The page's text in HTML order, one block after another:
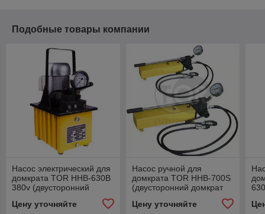
Подобные товары компании
Насос электрический для
домкрата TOR HHB-630B
380v (двусторонний
Цену уточняйте
Насос ручной для
домкрата TOR HHB-700S
(двусторонний домкрат
Цену уточняйте